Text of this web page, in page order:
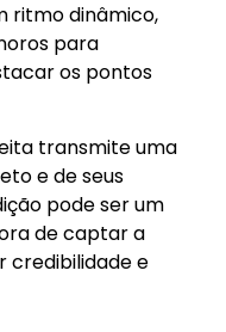
ritmo dinâmico,
para
os pontos
transmite uma
e de seus
pode ser um
de captar a
credibilidade e